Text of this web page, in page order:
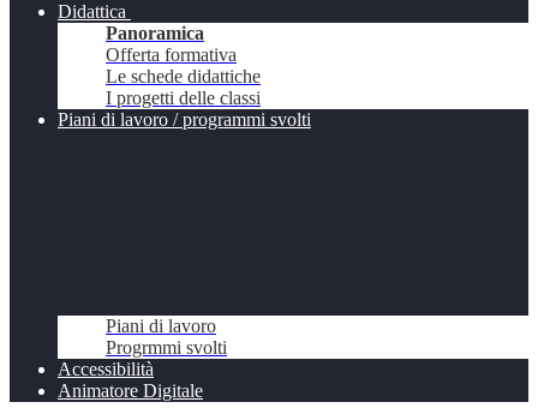
Didattica
Panoramica
Offerta formativa
Le schede didattiche
I progetti delle classi
Piani di lavoro / programmi svolti
Piani di lavoro
Progrmmi svolti
Accessibilità
Animatore Digitale